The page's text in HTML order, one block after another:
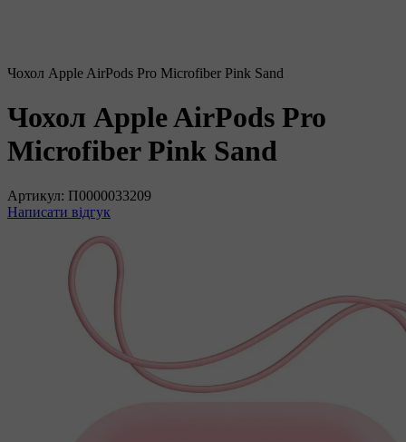
Чохол Apple AirPods Pro Microfiber Pink Sand
Чохол Apple AirPods Pro
Microfiber Pink Sand
Артикул: П0000033209
Написати відгук